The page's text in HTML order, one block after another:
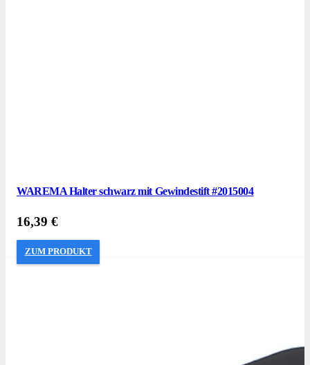
WAREMA Halter schwarz mit Gewindestift #2015004
16,39 €
ZUM PRODUKT